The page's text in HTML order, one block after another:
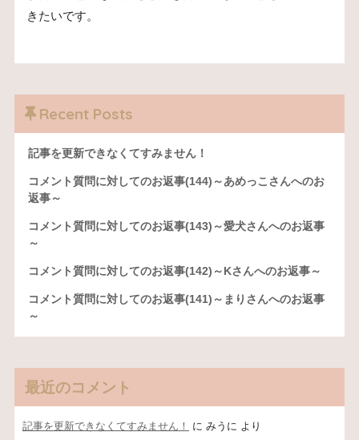
きたいです。
Recent Posts
記事を更新できなくてすみません！
コメント質問に対してのお返事(144)～あめっこさんへのお
返事～
コメント質問に対してのお返事(143)～愛犬さんへのお返事
～
コメント質問に対してのお返事(142)～Kさんへのお返事～
コメント質問に対してのお返事(141)～まりさんへのお返事
～
最近のコメント
記事を更新できなくてすみません！ に みうに より